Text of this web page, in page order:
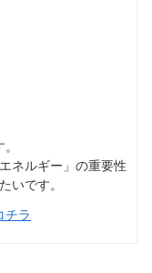
ネルギー」の重要性
いです。
チラ